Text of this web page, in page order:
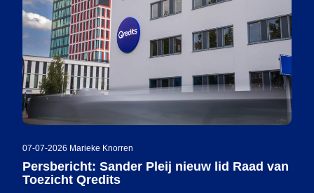
07-07-2026 Marieke Knorren
Persbericht: Sander Pleij nieuw lid Raad van
Toezicht Qredits